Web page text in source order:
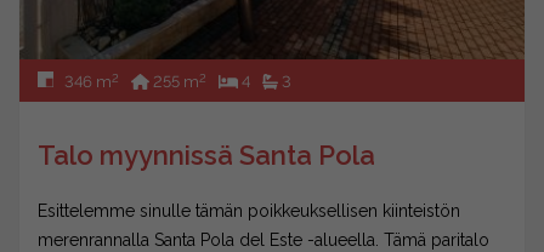
346 m2 255 m2 4 3
Talo myynnissä Santa Pola
Esittelemme sinulle tämän poikkeuksellisen kiinteistön
merenrannalla Santa Pola del Este -alueella. Tämä paritalo